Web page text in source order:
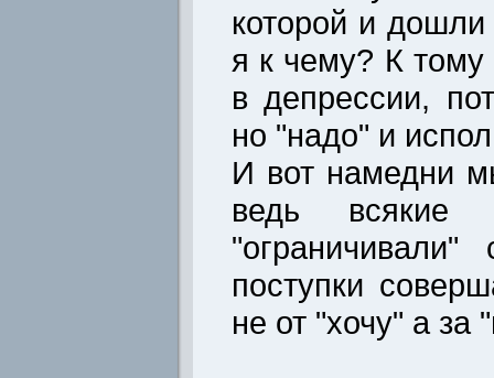
которой и
я к чему? К тому
в депрессии,
но "надо" и
И вот намедни
ведь всякие
поступки
не от "хочу" а за